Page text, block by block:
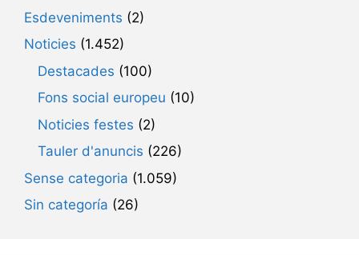
Esdeveniments (2)
Noticies (1.452)
Destacades (100)
Fons social europeu (10)
Noticies festes (2)
Tauler d'anuncis (226)
Sense categoria (1.059)
Sin categoría (26)